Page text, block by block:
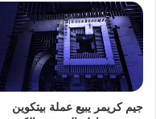
جيم كريمر يبيع عملة بيتكوين